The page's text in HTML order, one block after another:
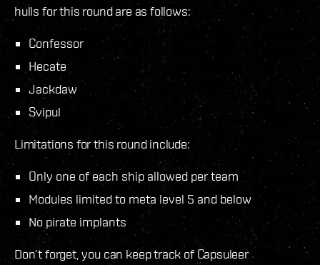
hulls for this round are as follows:
Confessor
Hecate
Jackdaw
Svipul
Limitations for this round include:
Only one of each ship allowed per team
Modules limited to meta level 5 and below
No pirate implants
Don’t forget, you can keep track of Capsuleer